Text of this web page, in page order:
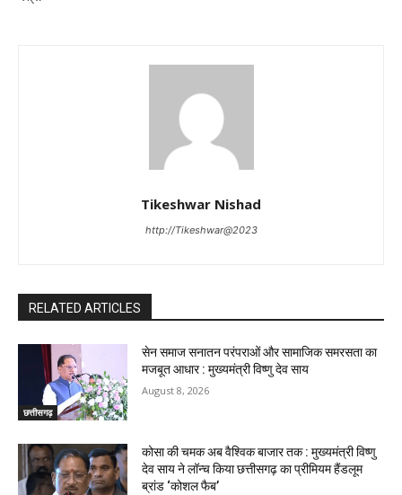
Tikeshwar Nishad
http://Tikeshwar@2023
RELATED ARTICLES
छत्तीसगढ़
सेन समाज सनातन परंपराओं और सामाजिक समरसता का
मजबूत आधार : मुख्यमंत्री विष्णु देव साय
August 8, 2026
कोसा की चमक अब वैश्विक बाजार तक : मुख्यमंत्री विष्णु
देव साय ने लॉन्च किया छत्तीसगढ़ का प्रीमियम हैंडलूम
ब्रांड ‘कोशल फैब’